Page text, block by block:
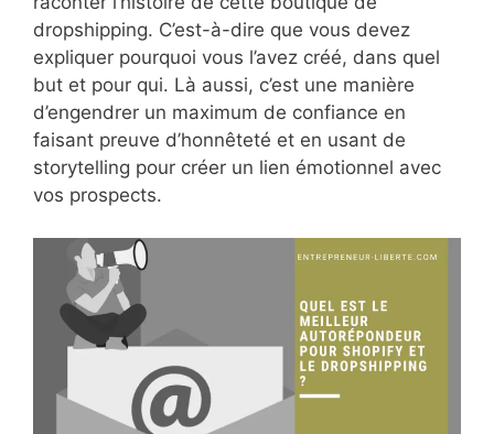
dropshipping. C’est-à-dire que vous devez
expliquer pourquoi vous l’avez créé, dans quel
but et pour qui. Là aussi, c’est une manière
d’engendrer un maximum de confiance en
faisant preuve d’honnêteté et en usant de
storytelling pour créer un lien émotionnel avec
vos prospects.